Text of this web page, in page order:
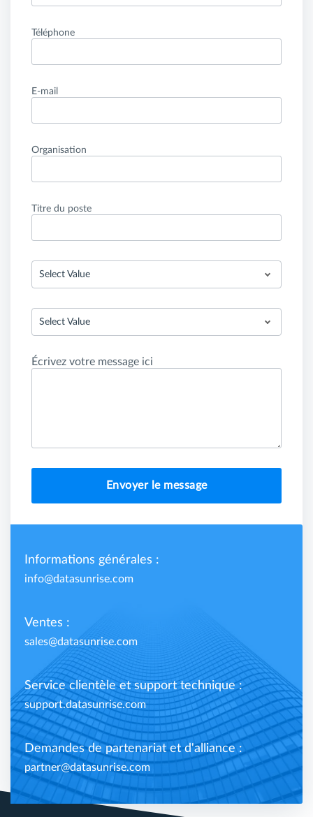
Téléphone
E-mail
Organisation
Titre du poste
Select Value
Select Value
Écrivez votre message ici
Envoyer le message
Informations générales :
info@datasunrise.com
Ventes :
sales@datasunrise.com
Service clientèle et support technique :
support.datasunrise.com
Demandes de partenariat et d'alliance :
partner@datasunrise.com